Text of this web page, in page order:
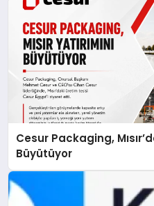
Cesur Packaging,
Büyütüyor